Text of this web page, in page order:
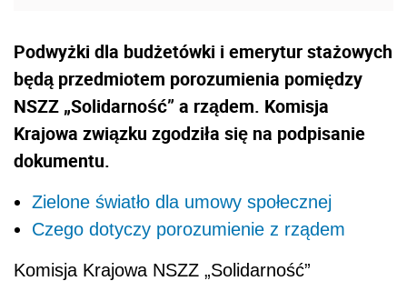
Podwyżki dla budżetówki i emerytur stażowych
będą przedmiotem porozumienia pomiędzy
NSZZ „Solidarność” a rządem. Komisja
Krajowa związku zgodziła się na podpisanie
dokumentu.
Zielone światło dla umowy społecznej
Czego dotyczy porozumienie z rządem
Komisja Krajowa NSZZ „Solidarność”